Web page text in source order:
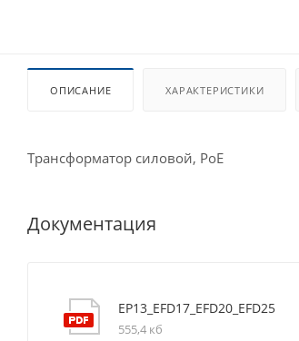
ОПИСАНИЕ ХАРАКТЕРИСТИКИ
Трансформатор силовой, PoE
Документация
EP13_EFD17_EFD20_EFD25
555,4 кб